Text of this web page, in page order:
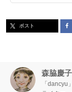
ポスト
森脇慶子
「dancyu